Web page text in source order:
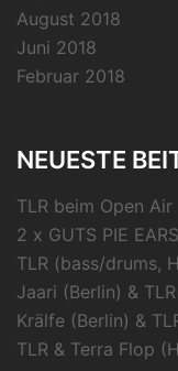
August 2018
Juni 2018
Februar 2018
NEUESTE
TLR beim Open Air
2 x GUTS PIE
TLR (bass/drums,
Jaari (Berlin) &
Krälfe (Berlin) &
TLR & Terra Flop